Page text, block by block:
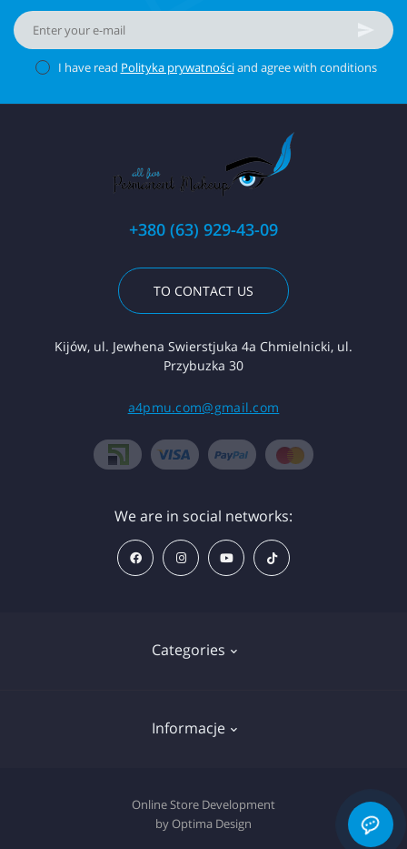
I have read Polityka prywatnościand agree with conditions
+380 (63) 929-43-09
TO CONTACT US
Kijów, ul. Jewhena Swierstjuka 4a Chmielnicki, ul.
Przybuzka 30
a4pmu.com@gmail.com
Categories
Pigmenty
Informacje
Deklaracja plików cookie
Polityka prywatności
We are in social networks:
Online Store Development
by Optima Design